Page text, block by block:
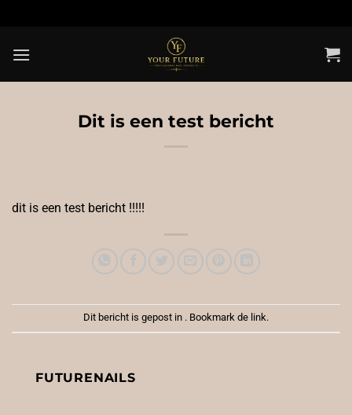
inhoud
Dit is een test bericht
dit is een test bericht !!!!!
Dit bericht is gepost in . Bookmark de link.
FUTURENAILS